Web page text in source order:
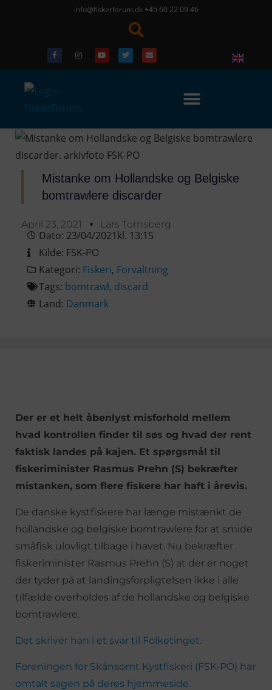
info@fiskerforum.dk +45 60 22 09 46
Mistanke om Hollandske og Belgiske
bomtrawlere discarder
April 23, 2021 Lars Tornsberg
Dato: 23/04/2021kl. 13:15
Kilde: FSK-PO
Kategori: Fiskeri, Forvaltning
Tags: bomtrawl, discard
Land: Danmark
Der er et helt åbenlyst misforhold mellem
hvad kontrollen finder til søs og hvad der rent
faktisk landes på kajen. Et spørgsmål til
fiskeriminister Rasmus Prehn (S) bekræfter
mistanken, som flere fiskere har haft i årevis.
De danske kystfiskere har længe mistænkt de
hollandske og belgiske bomtrawlere for at smide
småfisk ulovligt tilbage i havet. Nu bekræfter
fiskeriminister Rasmus Prehn (S) at der er noget
der tyder på at landingsforpligtelsen ikke i alle
tilfælde overholdes af de hollandske og belgiske
bomtrawlere.
Det skriver han i et svar til Folketinget.
Foreningen for Skånsomt Kystfiskeri (FSK-PO) har
omtalt sagen på deres hjemmeside.